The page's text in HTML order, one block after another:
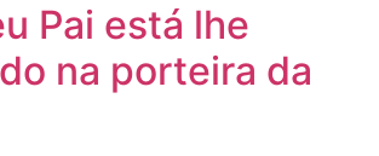
Pai está lhe
na porteira da